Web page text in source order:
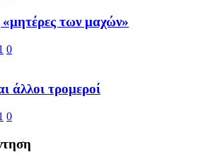
των μαχών»
0
άλλοι τρομεροί
0